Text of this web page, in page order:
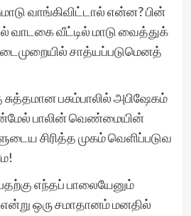
வாங்கிவிட்டால் என்ன? பின்
வாடகை வீட்டில் மாடு வைத்துக்
சாத்யப்படுமெனத்
பசும்பாலில் அபிஷேகம்
பாலின் வெண்மையின்
சிரித்த முகம் வெளிப்படுவ
எந்தப் பாலையேனும்
ஒரு சமாதானம் மனதில்